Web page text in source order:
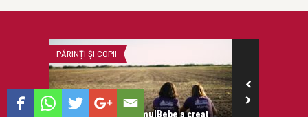
DOSAR
revistatango.ro Marea Dragoste
Pantofi cu sisteme GPS care